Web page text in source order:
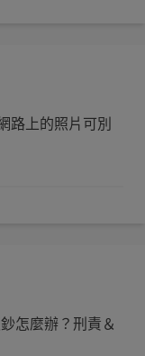
路上的照片可別
怎麼辦？刑責＆